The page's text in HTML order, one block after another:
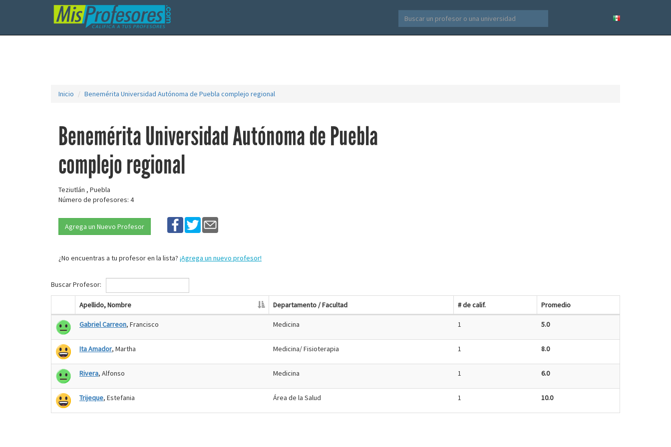
Inicio Benemérita Universidad Autónoma de Puebla complejo regional
Benemérita Universidad Autónoma de Puebla
complejo regional
Teziutlán , Puebla
Número de profesores: 4
Agrega un Nuevo Profesor
¿No encuentras a tu profesor en la lista? ¡Agrega un nuevo profesor!
Buscar Profesor:
Apellido, Nombre Departamento / Facultad # de calif. Promedio
Gabriel Carreon, Francisco Medicina 1 5.0
Ita Amador, Martha Medicina/ Fisioterapia 1 8.0
Rivera, Alfonso Medicina 1 6.0
Trijeque, Estefania Área de la Salud 1 10.0